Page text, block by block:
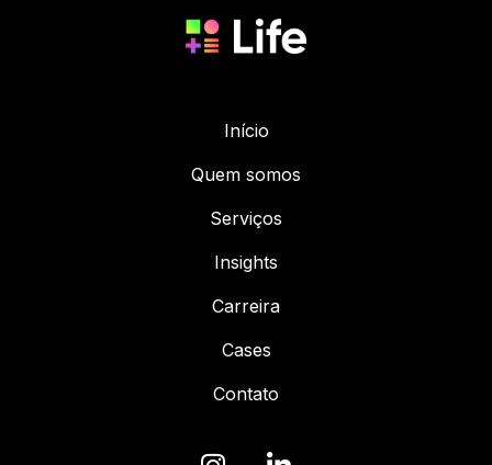
Início
Quem somos
Serviços
Insights
Carreira
Cases
Contato